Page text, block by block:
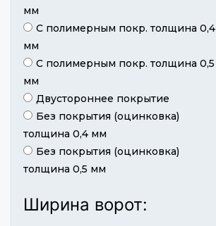
мм
С полимерным покр. толщина 0,4
мм
С полимерным покр. толщина 0,5
мм
Двустороннее покрытие
Без покрытия (оцинковка)
толщина 0,4 мм
Без покрытия (оцинковка)
толщина 0,5 мм
Ширина ворот: